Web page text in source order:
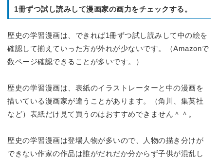
1冊ずつ試し読みして漫画家の画力をチェックする。
歴史の学習漫画は、できれば1冊ずつ試し読みして中の絵を
確認して揃えていった方が外れが少ないです。（Amazonで
数ページ確認できることが多いです。）
歴史の学習漫画は、表紙のイラストレーターと中の漫画を
描いている漫画家が違うことがあります。（角川、集英社
など）表紙だけ見て買うのはおすすめできません＾＾。
歴史の学習漫画は登場人物が多いので、人物の描き分けが
できない作家の作品は誰がだれだか分からず子供が混乱し